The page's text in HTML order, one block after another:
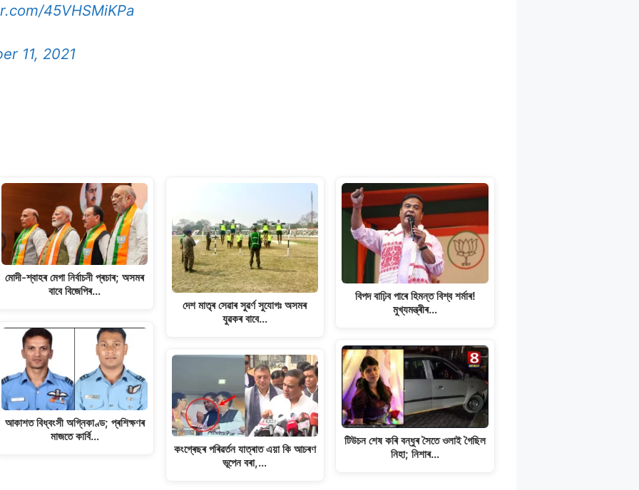
45VHSMiKPa
11, 2021
e
মোদী-শ্বাহৰ মেগা নিৰ্বাচনী প্ৰচাৰ; অসমৰ
বাবে বিজেপিৰ…
আকাশত বিধ্বংসী অগ্নিকাণ্ড; প্ৰশিক্ষণৰ
মাজতে কাৰ্বি…
দেশ মাতৃৰ সেৱাৰ সুৱৰ্ণ সুযোগঃ অসমৰ
যুৱকৰ বাবে…
কংগ্ৰেছৰ পৰিৱৰ্তন যাত্ৰাত এয়া কি আচৰণ
ভূপেন বৰা,…
বিপদ বাঢ়িব পাৰে হিমন্ত বিশ্ব শৰ্মাৰ!
মুখ্যমন্ত্ৰীৰ…
টিউচন শেষ কৰি বন্ধুৰ সৈতে ওলাই গৈছিল
নিহা; নিশাৰ…